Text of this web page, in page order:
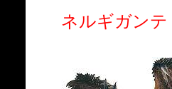
ネルギガンテ